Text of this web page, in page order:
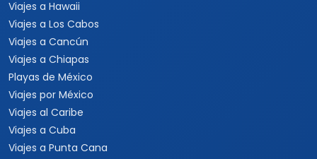
Viajes a Perú
Viajes a Sudamérica
Viajes a Estados Unidos
Viajes a Nueva York
Viajes a Las Vegas
Viajes a Orlando
Viajes a Hawaii
Viajes a Los Cabos
Viajes a Cancún